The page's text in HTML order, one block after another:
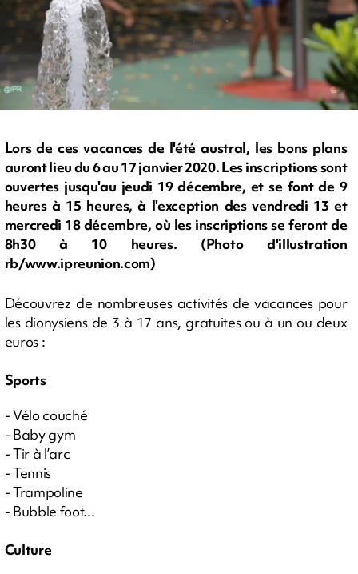
Lors de ces vacances de l'été austral, les bons plans
auront lieu du 6 au 17 janvier 2020. Les inscriptions sont
ouvertes jusqu'au jeudi 19 décembre, et se font de 9
heures à 15 heures, à l'exception des vendredi 13 et
mercredi 18 décembre, où les inscriptions se feront de
8h30 à 10 heures. (Photo d'illustration
rb/www.ipreunion.com)
Découvrez de nombreuses activités de vacances pour
les dionysiens de 3 à 17 ans, gratuites ou à un ou deux
euros :
Sports
- Vélo couché
- Baby gym
- Tir à l’arc
- Tennis
- Trampoline
- Bubble foot...
Culture